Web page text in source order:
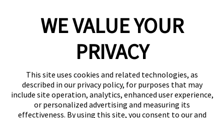
WE VALUE YOUR
PRIVACY
This site uses cookies and related technologies, as
described in our privacy policy, for purposes that may
include site operation, analytics, enhanced user experience,
or personalized advertising and measuring its
effectiveness. By using this site, you consent to our and